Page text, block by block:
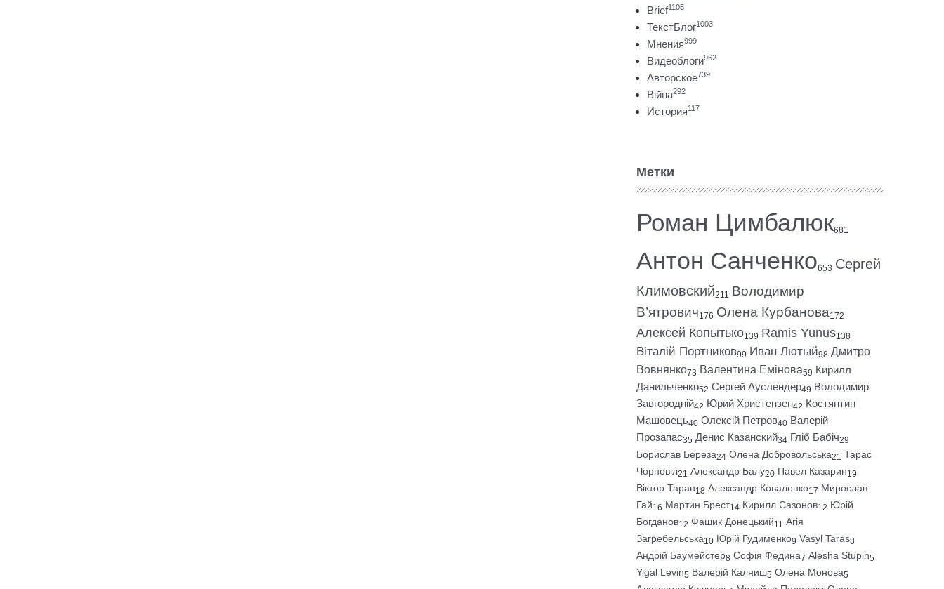
Brief1105
ТекстБлог1003
Мнения999
Видеоблоги962
Авторское739
Війна292
История117
Метки
Роман Цимбалюк681
Антон Санченко653 Сергей
Климовский211 Володимир
В’ятрович176 Олена Курбанова172
Алексей Копытько139 Ramis Yunus138
Віталій Портников99 Иван Лютый98 Дмитро
Вовнянко73 Валентина Емінова59 Кирилл
Данильченко52 Сергей Ауслендер49 Володимир
Завгородній42 Юрий Христензен42 Костянтин
Машовець40 Олексій Петров40 Валерій
Прозапас35 Денис Казанский34 Гліб Бабіч29
Борислав Береза24 Олена Добровольська21 Тарас
Чорновіл21 Александр Балу20 Павел Казарин19
Віктор Таран18 Александр Коваленко17 Мирослав
Гай16 Мартин Брест14 Кирилл Сазонов12 Юрій
Богданов12 Фашик Донецький11 Агія
Загребельська10 Юрій Гудименко9 Vasyl Taras8
Андрій Баумейстер8 Софія Федина7 Alesha Stupin5
Yigal Levin5 Валерій Калниш5 Олена Монова5